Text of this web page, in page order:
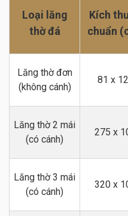
Loại lăng
thờ đá
Kích
chuẩn
Lăng thờ đơn
(không cánh)
81 x
Lăng thờ 2 mái
(có cánh)
275 x
Lăng thờ 3 mái
(có cánh)
320 x